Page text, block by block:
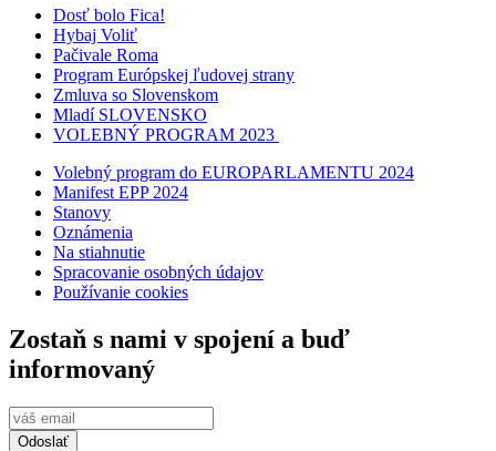
Dosť bolo Fica!
Hybaj Voliť
Pačivale Roma
Program Európskej ľudovej strany
Zmluva so Slovenskom
Mladí SLOVENSKO
VOLEBNÝ PROGRAM 2023
Volebný program do EUROPARLAMENTU 2024
Manifest EPP 2024
Stanovy
Oznámenia
Na stiahnutie
Spracovanie osobných údajov
Používanie cookies
Zostaň s nami v spojení a buď
informovaný
Odoslať